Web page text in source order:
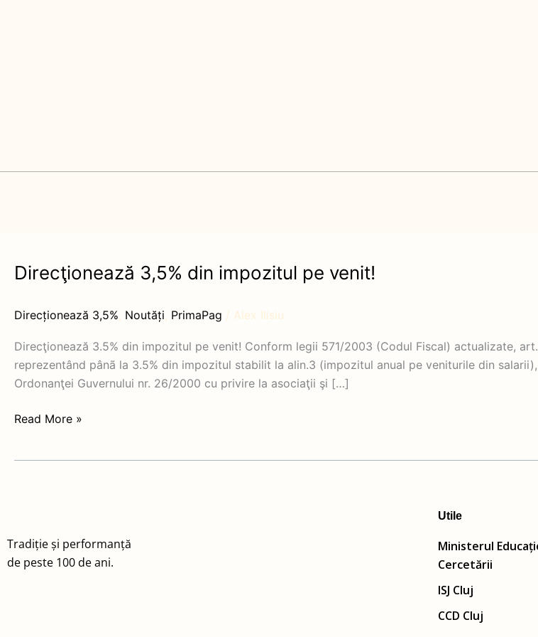
Direcţionează 3,5% din impozitul pe venit!
Direcționează 3,5%, Noutăți, PrimaPag / Alex Ilisiu
Direcţionează 3.5% din impozitul pe venit! Conform legii 571/2003 (Codul Fiscal) actualizate,
reprezentând pânã la 3.5% din impozitul stabilit la alin.3 (impozitul anual pe veniturile din
Ordonanţei Guvernului nr. 26/2000 cu privire la asociaţii şi […]
Direcţionează
impozitul
pe
venit!
Read More »
Tradiție și performanță
de peste 100 de ani.
Utile
Ministerul
Cercetării
ISJ Cluj
CCD Cluj